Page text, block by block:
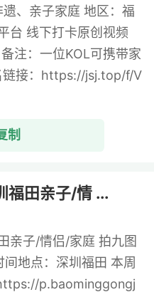
、亲子家庭 地区：福
台 线下打卡原创视频
注：一位KOL可携带家
链接：https://jsj.top/f/V
制
福田亲子/情 ...
亲子/情侣/家庭 拍九图
地点：深圳福田 本周
p.baominggongj